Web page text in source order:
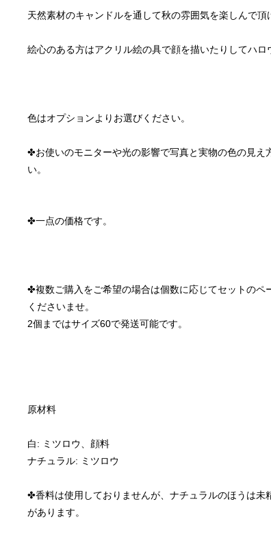
天然素材のキャンドルを通して秋の雰囲気を楽しんで頂
色はオプションよりお選びください。
✤お使いのモニターや光の影響で写真と実物の色の見え
✤複数ご購入をご希望の場合は個数に応じてセットの
くださいませ。
白: ミツロウ、顔料
ナチュラル: ミツロウ
✤香料は使用しておりませんが、ナチュラルのほうは